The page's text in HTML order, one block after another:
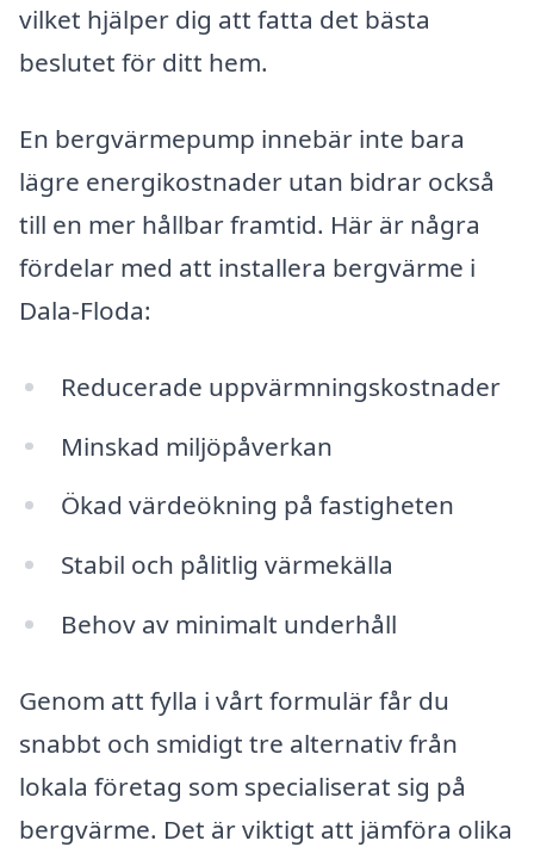
vilket hjälper dig att fatta det bästa
beslutet för ditt hem.
En bergvärmepump innebär inte bara
lägre energikostnader utan bidrar också
till en mer hållbar framtid. Här är några
fördelar med att installera bergvärme i
Dala-Floda:
Reducerade uppvärmningskostnader
Minskad miljöpåverkan
Ökad värdeökning på fastigheten
Stabil och pålitlig värmekälla
Behov av minimalt underhåll
Genom att fylla i vårt formulär får du
snabbt och smidigt tre alternativ från
lokala företag som specialiserat sig på
bergvärme. Det är viktigt att jämföra olika